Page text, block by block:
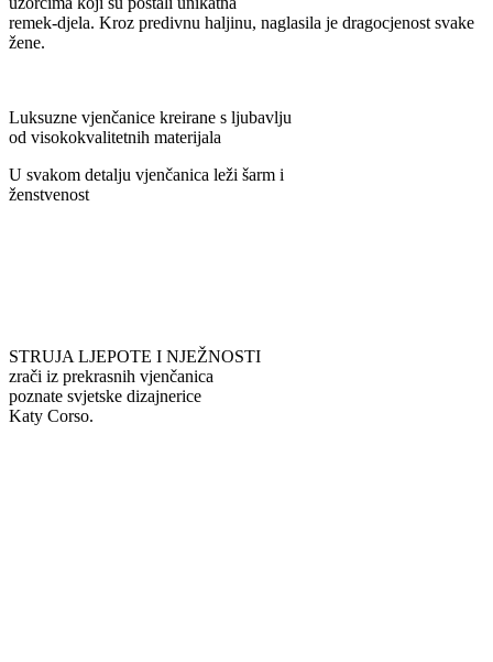
remek-djela. Kroz predivnu haljinu, naglasila je dragocjenost svake
žene.
Luksuzne vjenčanice kreirane s ljubavlju
od visokokvalitetnih materijala
U svakom detalju vjenčanica leži šarm i
ženstvenost
STRUJA LJEPOTE I NJEŽNOSTI
zrači iz prekrasnih vjenčanica
poznate svjetske dizajnerice
Katy Corso.